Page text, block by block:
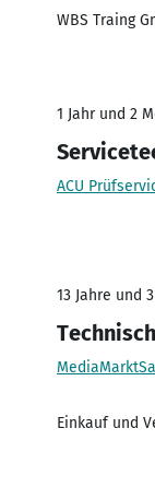
WBS Traing
1 Jahr und 2
ACU
13 Jahre und
Einkauf und